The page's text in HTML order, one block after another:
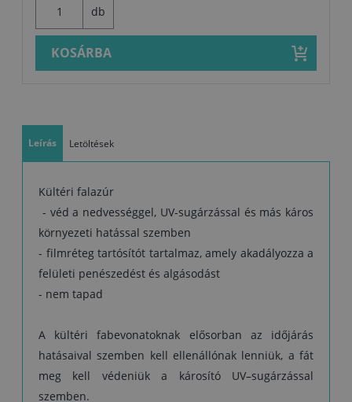
ezután vigye fel a következő réteget. A hőmérséklet a festésnél ne
legyen 10°C alatt. Kerülje a festési munkálatokat erős napsütésben. A
szerszámokat vízzel és tisztítószerrel tisztítsa.
Felvitel:2 rétegben (először Impregnanttal kezelje a fát); amikor a fát
az Exterier 61 számú színárnyalattal kezeli 3 réteg felvitelét javasoljuk.
Kiadósság:1 l 8–10 m2 két réteg felvitelénél, ill. 6–8 m2 fafelületre
és a felhordás módjától függően).
Száradás: 4–6 óra, a következő réteg felvitele 6 óra elteltével
A szerszámok tisztítása: vízzel és tisztítószerrel.
Tárolás:Eredeti csomagolásban 5–30°C közötti hőmérsékleten
tároljuk. Fagyérzékeny!
db
KOSÁRBA
Leírás Letöltések
Kültéri falazúr
- véd a nedvességgel, UV-sugárzással és más káros
környezeti hatással szemben
- filmréteg tartósítót tartalmaz, amely akadályozza a
felületi penészedést és algásodást
- nem tapad
A kültéri fabevonatoknak elősorban az időjárás
hatásaival szemben kell ellenállónak lenniük, a fát
meg kell védeniük a károsító UV–sugárzással
szemben.